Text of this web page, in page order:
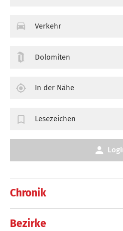
Chronik
Bezirke
Verkehr
Dolomiten
In der Nähe
Lesezeichen